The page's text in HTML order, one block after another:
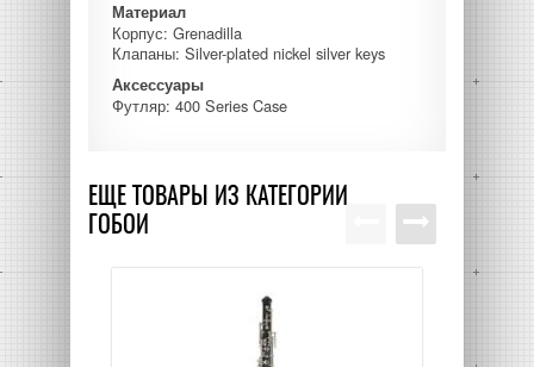
Материал
Корпус: Grenadilla
Клапаны: Silver-plated nickel silver keys
Аксессуары
Футляр: 400 Series Case
ЕЩЕ ТОВАРЫ ИЗ КАТЕГОРИИ
ГОБОИ